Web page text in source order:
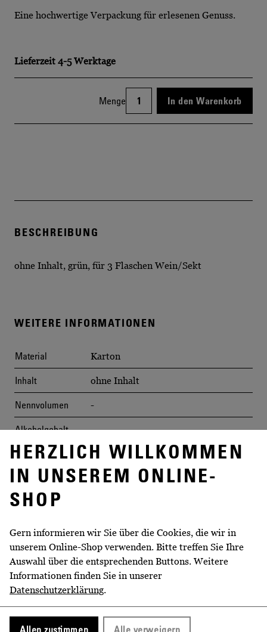
HERZLICH WILLKOMMEN
IN UNSEREM ONLINE-
SHOP
Gern informieren wir Sie über die Cookies, die wir in
unserem Online-Shop verwenden. Bitte treffen Sie Ihre
Auswahl über die entsprechenden Buttons. Weitere
Informationen finden Sie in unserer
Datenschutzerklärung
Allen zustimmen Alle verweigern
Eine hochwertige Verpackung für erlesenen Genuss.
Lieferzeit 4-5 Werktage
Menge In den Warenkorb
BESCHREIBUNG
ohne Inhalt, grün, für 3 Flaschen Wein/Sekt
WEITERE INFORMATIONEN
Material Karton
Inhalt ohne Inhalt
Nennvolumen -
Alkoholgehalt -
Abfüller/Hersteller -
Erzeugnis aus Deutschland
Allergen-Hinweis
DIESE ARTIKEL KÖNNTEN
IHNEN EVENTUELL AUCH
GEFALLEN!